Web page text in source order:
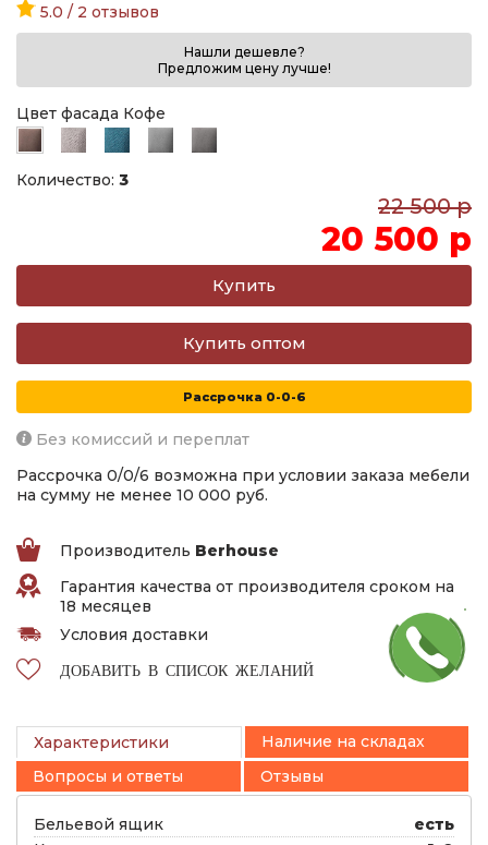
5.0 / 2 отзывов
Нашли дешевле?
Предложим цену лучше!
Цвет фасада Кофе
Количество: 3
22 500 р
20 500 р
Купить оптом
Рассрочка 0-0-6
Без комиссий и переплат
Рассрочка 0/0/6 возможна при условии заказа мебели
на сумму не менее 10 000 руб.
Производитель Berhouse
Гарантия качества от производителя сроком на
18 месяцев
Условия доставки
ДОБАВИТЬ В СПИСОК ЖЕЛАНИЙ
Характеристики
Наличие на складах
Вопросы и ответы
Отзывы
Бельевой ящик
есть